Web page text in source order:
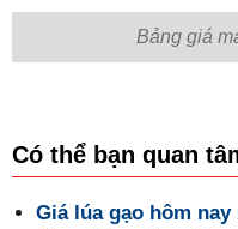
Bảng giá
Có thể bạn quan
Giá lúa gạo hôm nay